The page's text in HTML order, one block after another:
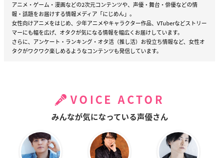
アニメ・ゲーム・漫画などの2次元コンテンツや、声優・舞台・俳優などの情
報・話題をお届けする情報メディア「にじめん」。
女性向けアニメをはじめ、少年アニメやキャラクター作品、VTuberなどストリー
マーにも幅を広げ、オタクが気になる情報を幅広くお届けしています。
さらに、アンケート・ランキング・オタ活（推し活）お役立ち情報など、女性オ
タクがワクワク楽しめるようなコンテンツも発信しています。
VOICE ACTOR
みんなが気になっている声優さん